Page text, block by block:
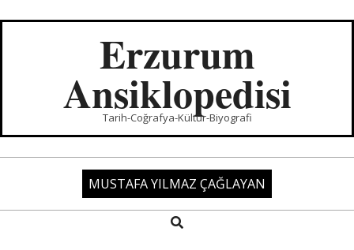
Erzurum
Ansiklopedisi
Tarih-Coğrafya-Kültür-Biyografi
MUSTAFA YILMAZ ÇAĞLAYAN
Search